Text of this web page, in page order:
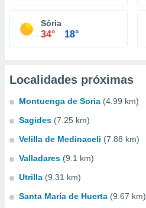
Sória
34° 18°
Localidades próximas
Montuenga de Soria (4.99 km)
Sagides (7.25 km)
Velilla de Medinaceli (7.88 km)
Valladares (9.1 km)
Utrilla (9.31 km)
Santa María de Huerta (9.67 km)